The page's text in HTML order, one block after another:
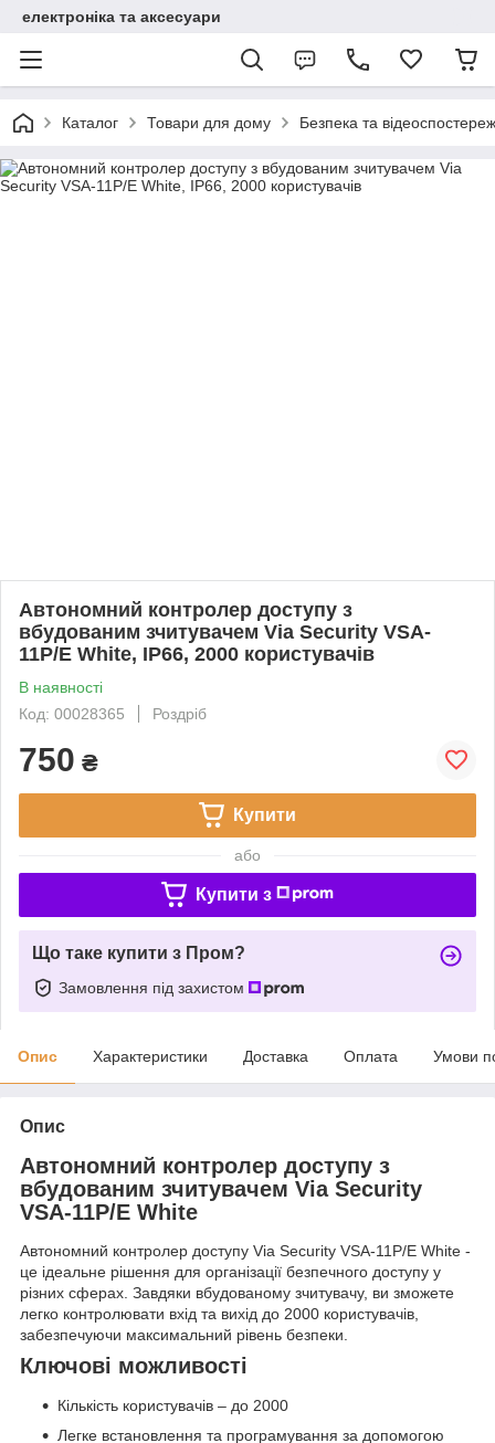
електроніка та аксесуари
Каталог Товари для дому Безпека та
Автономний контролер доступу з
вбудованим зчитувачем Via Security VSA-
11P/E White, IP66, 2000 користувачів
В наявності
Код: 00028365
Роздріб
750 ₴
Купити
або
Купити з
Що таке купити з Пром?
Замовлення під захистом
Опис Характеристики Доставка Оплата Умови
Опис
Автономний контролер доступу з
вбудованим зчитувачем Via Security
VSA-11P/E White
Автономний контролер доступу Via Security VSA-11P/E White -
це ідеальне рішення для організації безпечного доступу у
різних сферах. Завдяки вбудованому зчитувачу, ви зможете
легко контролювати вхід та вихід до 2000 користувачів,
забезпечуючи максимальний рівень безпеки.
Ключові можливості
Кількість користувачів – до 2000
Легке встановлення та програмування за допомогою